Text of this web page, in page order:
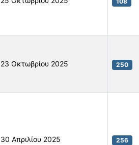
23 Οκτωβρίου 2025 250
30 Απριλίου 2025 256